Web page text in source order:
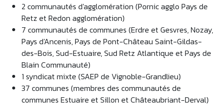
2 communautés d'agglomération (Pornic agglo Pays de
Retz et Redon agglomération)
7 communautés de communes (Erdre et Gesvres, Nozay,
Pays d'Ancenis, Pays de Pont-Château Saint-Gildas-
des-Bois, Sud-Estuaire, Sud Retz Atlantique et Pays de
Blain Communauté)
1 syndicat mixte (SAEP de Vignoble-Grandlieu)
37 communes (membres des communautés de
communes Estuaire et Sillon et Châteaubriant-Derval)